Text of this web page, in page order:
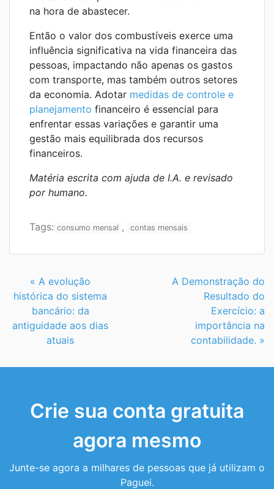
na hora de abastecer.
Então o valor dos combustíveis exerce uma
influência significativa na vida financeira das
pessoas, impactando não apenas os gastos
com transporte, mas também outros setores
da economia. Adotar medidas de controle e
planejamento financeiro é essencial para
enfrentar essas variações e garantir uma
gestão mais equilibrada dos recursos
financeiros.
Matéria escrita com ajuda de I.A. e revisado
por humano.
Tags: consumo mensal , contas mensais
Continue
Lendo
« A evolução
histórica do sistema
bancário: da
antiguidade aos dias
atuais
A Demonstração do
Resultado do
Exercício: a
importância na
contabilidade. »
Crie sua conta gratuita
agora mesmo
Junte-se agora a milhares de pessoas que já utilizam o
Paguei.